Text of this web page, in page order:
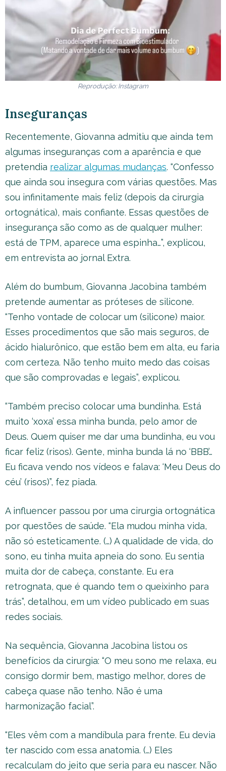
Reprodução: Instagram
Inseguranças
Recentemente, Giovanna admitiu que ainda tem
algumas inseguranças com a aparência e que
pretendia realizar algumas mudanças. “Confesso
que ainda sou insegura com várias questões. Mas
sou infinitamente mais feliz (depois da cirurgia
ortognática), mais confiante. Essas questões de
insegurança são como as de qualquer mulher:
está de TPM, aparece uma espinha…”, explicou,
em entrevista ao jornal Extra.
Além do bumbum, Giovanna Jacobina também
pretende aumentar as próteses de silicone.
“Tenho vontade de colocar um (silicone) maior.
Esses procedimentos que são mais seguros, de
ácido hialurônico, que estão bem em alta, eu faria
com certeza. Não tenho muito medo das coisas
que são comprovadas e legais”, explicou.
“Também preciso colocar uma bundinha. Está
muito ‘xoxa’ essa minha bunda, pelo amor de
Deus. Quem quiser me dar uma bundinha, eu vou
ficar feliz (risos). Gente, minha bunda lá no ‘BBB’…
Eu ficava vendo nos vídeos e falava: ‘Meu Deus do
céu’ (risos)”, fez piada.
A influencer passou por uma cirurgia ortognática
por questões de saúde. “Ela mudou minha vida,
não só esteticamente. (…) A qualidade de vida, do
sono, eu tinha muita apneia do sono. Eu sentia
muita dor de cabeça, constante. Eu era
retrognata, que é quando tem o queixinho para
trás”, detalhou, em um vídeo publicado em suas
redes sociais.
Na sequência, Giovanna Jacobina listou os
benefícios da cirurgia: “O meu sono me relaxa, eu
consigo dormir bem, mastigo melhor, dores de
cabeça quase não tenho. Não é uma
harmonização facial”.
“Eles vêm com a mandíbula para frente. Eu devia
ter nascido com essa anatomia. (…) Eles
recalculam do jeito que seria para eu nascer. Não